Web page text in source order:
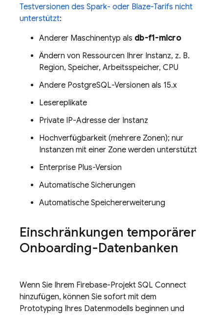
Testversionen des Spark- oder Blaze-Tarifs nicht
unterstützt:
Anderer Maschinentyp als db-f1-micro
Ändern von Ressourcen Ihrer Instanz, z. B.
Region, Speicher, Arbeitsspeicher, CPU
Andere PostgreSQL-Versionen als 15.x
Lesereplikate
Private IP-Adresse der Instanz
Hochverfügbarkeit (mehrere Zonen); nur
Instanzen mit einer Zone werden unterstützt
Enterprise Plus-Version
Automatische Sicherungen
Automatische Speichererweiterung
Einschränkungen temporärer
Onboarding-Datenbanken
Wenn Sie Ihrem Firebase-Projekt SQL Connect
hinzufügen, können Sie sofort mit dem
Prototyping Ihres Datenmodells beginnen und